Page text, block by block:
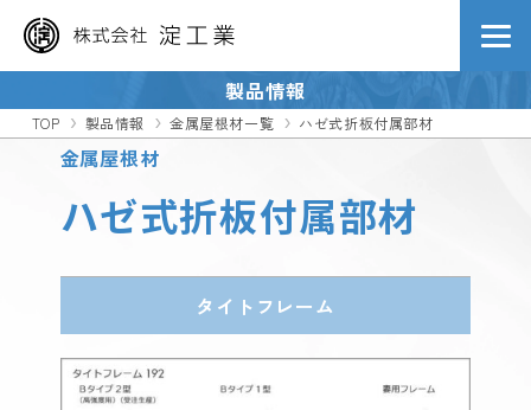
PRODUCT
製品情報
TOP 製品情報 金属屋根材一覧 ハゼ式折板付属部材
金属屋根材
ハゼ式折板付属部材
タイトフレーム